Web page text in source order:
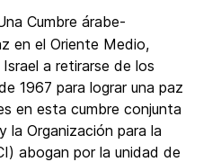
Cumbre árabe-
en el Oriente Medio,
a retirarse de los
1967 para lograr una paz
en esta cumbre conjunta
la Organización para la
abogan por la unidad de